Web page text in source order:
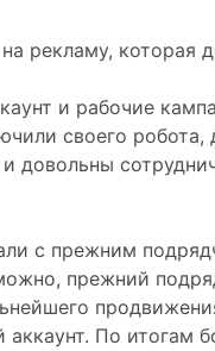
рекламу, которая
и рабочие
своего
довольны
с прежним
прежний
По итогам